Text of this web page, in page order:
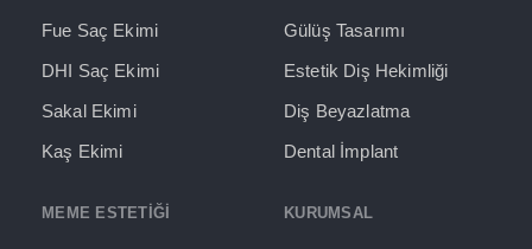
Fue Saç Ekimi
DHI Saç Ekimi
Sakal Ekimi
Kaş Ekimi
Gülüş Tasarımı
Estetik Diş Hekimliği
Diş Beyazlatma
Dental İmplant
MEME ESTETİĞİ KURUMSAL